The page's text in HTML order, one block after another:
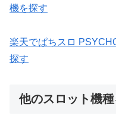
機を探す
楽天でぱちスロ
探す
他のスロット機